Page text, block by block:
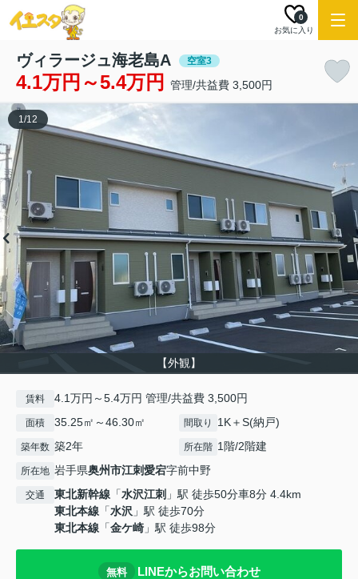
お気に入り
0
ヴィラージュ海老島A 空室3
4.1万円～5.4万円 管理/共益費 3,500円
【外観】
1/12
賃料 4.1万円～5.4万円 管理/共益費 3,500円
面積 35.25㎡～46.30㎡ 間取り 1K＋S(納戸)
築年数 築2年 所在階 1階/2階建
所在地 岩手県奥州市江刺愛宕字前中野
交通 東北新幹線 「水沢江刺 」駅 徒歩50分車8分 4.4km
東北本線 「水沢 」駅 徒歩70分
東北本線 「金ケ崎 」駅 徒歩98分
無料 LINEからお問い合わせ